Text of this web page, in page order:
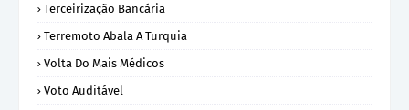
Terceirização Bancária
Terremoto Abala A Turquia
Volta Do Mais Médicos
Voto Auditável